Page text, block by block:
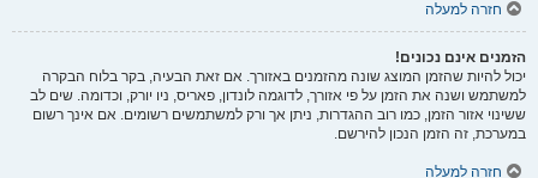
חזרה למעלה
הזמנים אינם נכונים!
יכול להיות שהזמן המוצג שונה מהזמנים באזורך. אם זאת הבעיה, בקר בלוח הבקרה
למשתמש ושנה את הזמן על פי אזורך, לדוגמה לונדון, פאריס, ניו יורק, וכדומה. שים לב
ששינוי אזור הזמן, כמו רוב ההגדרות, ניתן אך ורק למשתמשים רשומים. אם אינך רשום
במערכת, זה הזמן הנכון להירשם.
חזרה למעלה